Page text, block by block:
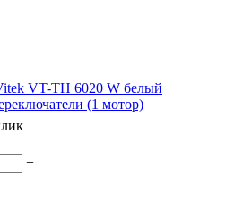
VT-TH 6020 W белый
(1 мотор)
+